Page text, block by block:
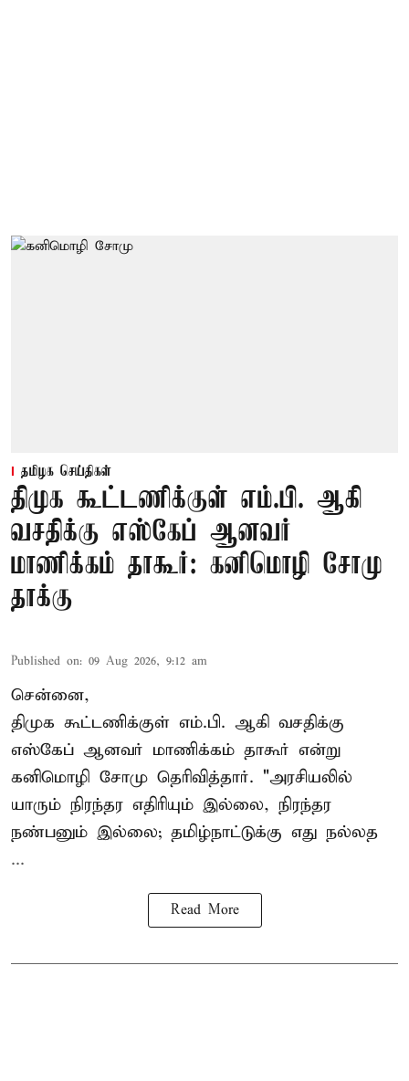
தமிழக செய்திகள்
திமுக கூட்டணிக்குள் எம்.பி. ஆகி
வசதிக்கு எஸ்கேப் ஆனவர்
மாணிக்கம் தாகூர்: கனிமொழி சோமு
தாக்கு
Published on: 09 Aug 2026, 9:12 am
சென்னை,
திமுக கூட்டணிக்குள் எம்.பி. ஆகி வசதிக்கு
எஸ்கேப் ஆனவர் மாணிக்கம் தாகூர் என்று
கனிமொழி சோமு தெரிவித்தார். "அரசியலில்
யாரும் நிரந்தர எதிரியும் இல்லை, நிரந்தர
நண்பனும் இல்லை; தமிழ்நாட்டுக்கு எது நல்லத
...
Read More